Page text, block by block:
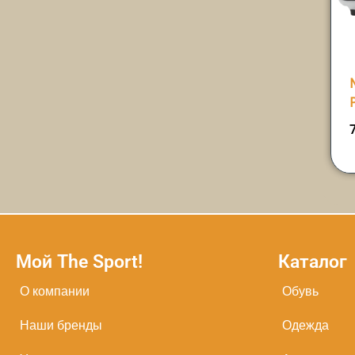
Мой The Sport!
О компании
Наши бренды
Каталог
Обувь
Одежда